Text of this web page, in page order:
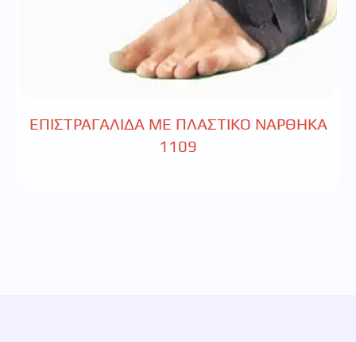
ΕΠΙΣΤΡΑΓΑΛΙΔΑ ΜΕ ΠΛΑΣΤΙΚΟ ΝΑΡΘΗΚΑ
1109